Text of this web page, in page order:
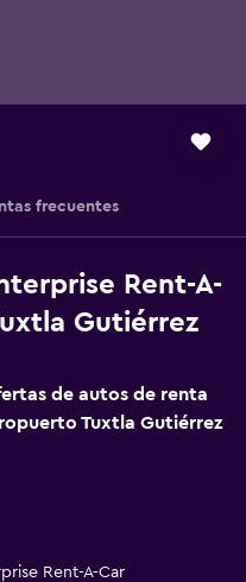
frecuentes
Rent-A-
Gutiérrez
de autos de renta
Tuxtla Gutiérrez
Rent-A-Car